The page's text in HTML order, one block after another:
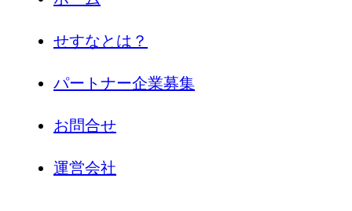
せすなとは？
パートナー企業募集
お問合せ
運営会社